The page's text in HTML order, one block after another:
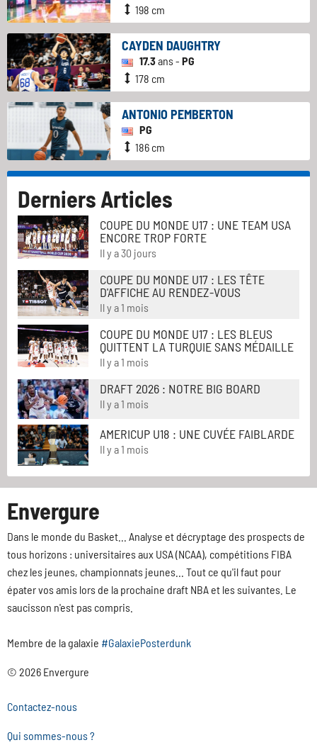
198 cm
CAYDEN DAUGHTRY
17.3ans - PG
178 cm
ANTONIO PEMBERTON
PG
186 cm
Derniers Articles
COUPE DU MONDE U17 : UNE TEAM USA
ENCORE TROP FORTE
Il y a 30 jours
COUPE DU MONDE U17 : LES TÊTE
D'AFFICHE AU RENDEZ-VOUS
Il y a 1 mois
COUPE DU MONDE U17 : LES BLEUS
QUITTENT LA TURQUIE SANS MÉDAILLE
Il y a 1 mois
DRAFT 2026 : NOTRE BIG BOARD
Il y a 1 mois
AMERICUP U18 : UNE CUVÉE FAIBLARDE
Il y a 1 mois
Envergure
Dans le monde du Basket... Analyse et décryptage des prospects de
tous horizons : universitaires aux USA (NCAA), compétitions FIBA
chez les jeunes, championnats jeunes... Tout ce qu'il faut pour
épater vos amis lors de la prochaine draft NBA et les suivantes. Le
saucisson n'est pas compris.
Membre de la galaxie #GalaxiePosterdunk
© 2026 Envergure
Contactez-nous
Qui sommes-nous ?